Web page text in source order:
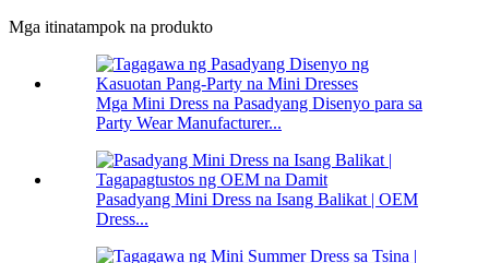
Mga itinatampok na produkto
Mga Mini Dress na Pasadyang Disenyo para sa
Party Wear Manufacturer...
Pasadyang Mini Dress na Isang Balikat | OEM
Dress...